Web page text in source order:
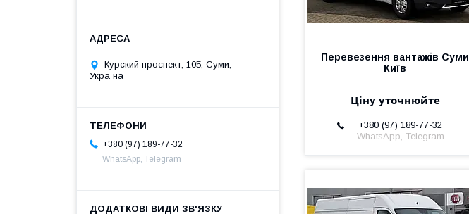
Перевезення вантажів Суми
Київ
Ціну уточнюйте
+380 (97) 189-77-32
WhatsApp, Telegram
Курский проспект, 105, Суми,
Україна
+380 (97) 189-77-32
WhatsApp, Telegram